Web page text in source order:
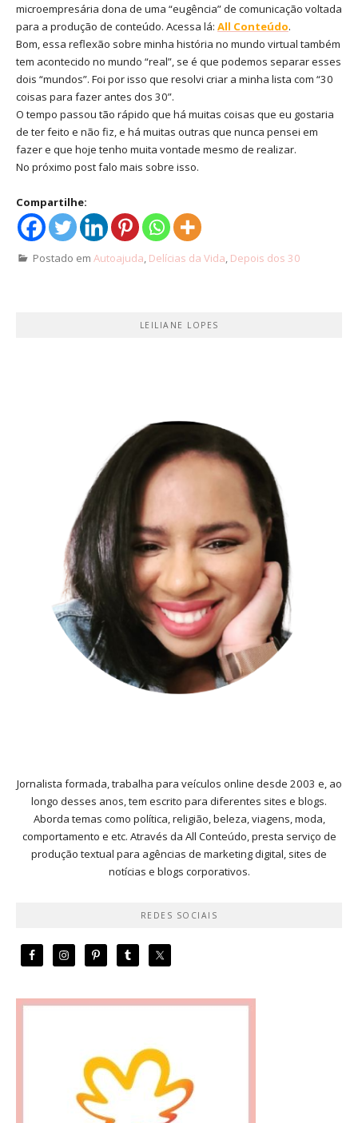
microempresária dona de uma “eugência” de comunicação voltada
para a produção de conteúdo. Acessa lá: All Conteúdo.
Bom, essa reflexão sobre minha história no mundo virtual também
tem acontecido no mundo “real”, se é que podemos separar esses
dois “mundos”. Foi por isso que resolvi criar a minha lista com “30
coisas para fazer antes dos 30”.
O tempo passou tão rápido que há muitas coisas que eu gostaria
de ter feito e não fiz, e há muitas outras que nunca pensei em
fazer e que hoje tenho muita vontade mesmo de realizar.
No próximo post falo mais sobre isso.
Compartilhe:
Postado em Autoajuda, Delícias da Vida, Depois dos 30
LEILIANE LOPES
Jornalista formada, trabalha para veículos online desde 2003 e, ao
longo desses anos, tem escrito para diferentes sites e blogs.
Aborda temas como política, religião, beleza, viagens, moda,
comportamento e etc. Através da All Conteúdo, presta serviço de
produção textual para agências de marketing digital, sites de
notícias e blogs corporativos.
REDES SOCIAIS